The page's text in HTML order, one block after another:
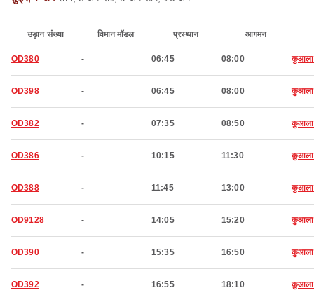
उड़ान संख्या विमान मॉडल प्रस्थान आगमन
OD380 - 06:45 08:00 कुआला
OD398 - 06:45 08:00 कुआला
OD382 - 07:35 08:50 कुआला
OD386 - 10:15 11:30 कुआला
OD388 - 11:45 13:00 कुआला
OD9128 - 14:05 15:20 कुआला
OD390 - 15:35 16:50 कुआला
OD392 - 16:55 18:10 कुआला